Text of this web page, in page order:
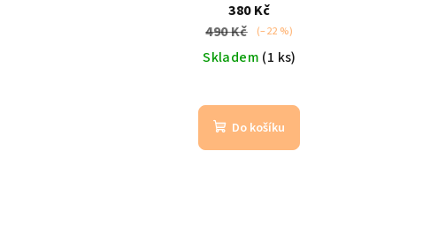
380 Kč
490 Kč
(–22 %)
Skladem (1 ks)
Do košíku